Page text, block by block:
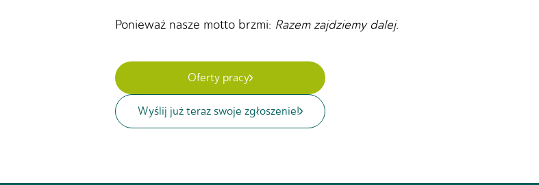
Ponieważ nasze motto brzmi: Razem zajdziemy dalej.
Oferty pracy
Wyślij już teraz swoje zgłoszenie!